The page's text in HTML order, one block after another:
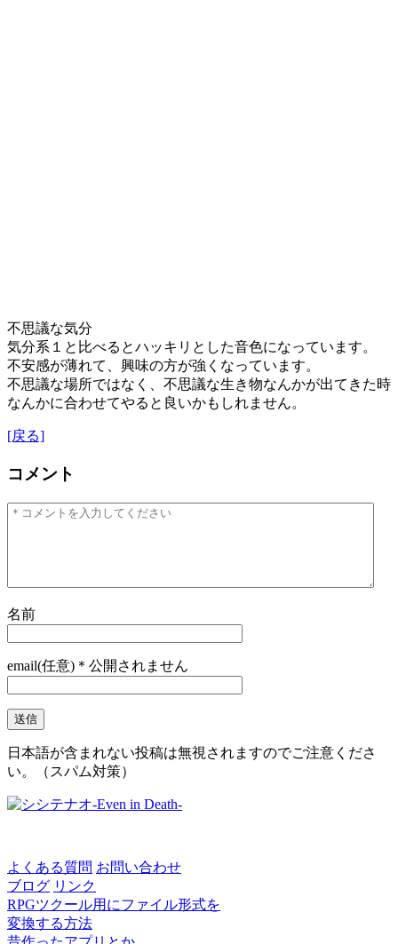
不思議な気分
気分系１と比べるとハッキリとした音色になっています。
不安感が薄れて、興味の方が強くなっています。
不思議な場所ではなく、不思議な生き物なんかが出てきた時
なんかに合わせてやると良いかもしれません。
[戻る]
コメント
名前
email(任意)＊公開されません
日本語が含まれない投稿は無視されますのでご注意くださ
い。（スパム対策）
よくある質問 お問い合わせ
ブログ リンク
RPGツクール用にファイル形式を
変換する方法